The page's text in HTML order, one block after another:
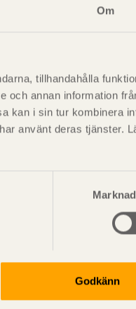
Om
tillhandahålla
och annan information
kan i sin tur kombinera
använt deras tjänster.
Godkänn
Prenumerera
Vi värnar om
personuppgifter
Genom att klicka
Läs vår